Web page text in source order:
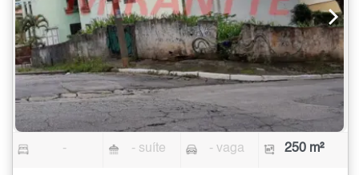
- - suíte - vaga 250 m²